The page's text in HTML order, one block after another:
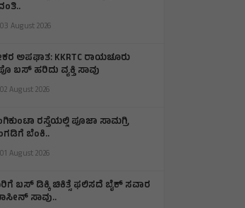
03 August 2026
ಅಪಘಾತ: KKRTC ರಾಯಚೂರು
ಬಸ್ ಹರಿದು ವ್ಯಕ್ತಿ ಸಾವು
02 August 2026
ರಸ್ತೆಯಲ್ಲಿ ಪೂಜಾ ಸಾಮಗ್ರಿ
ಬೆಂಕಿ.‌.
01 August 2026
ಬಸ್ ಡಿಕ್ಕಿ ಚಿಕಿತ್ಸೆ ಫಲಿಸದೆ ಬೈಕ್ ಸವಾರ
ಸಾವು..